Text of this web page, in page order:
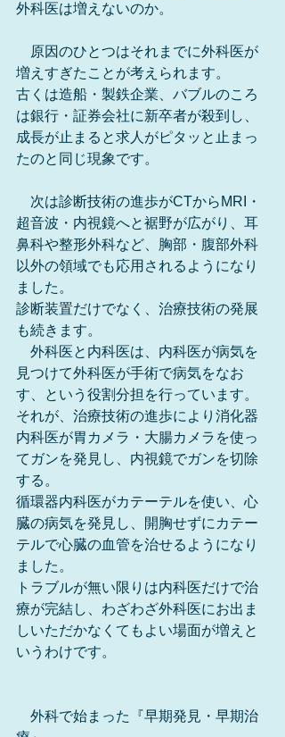
外科医は増えないのか。
原因のひとつはそれまでに外科医が
増えすぎたことが考えられます。
古くは造船・製鉄企業、バブルのころ
は銀行・証券会社に新卒者が殺到し、
成長が止まると求人がピタッと止まっ
たのと同じ現象です。
次は診断技術の進歩がCTからMRI・
超音波・内視鏡へと裾野が広がり、耳
鼻科や整形外科など、胸部・腹部外科
以外の領域でも応用されるようになり
ました。
診断装置だけでなく、治療技術の発展
も続きます。
外科医と内科医は、内科医が病気を
見つけて外科医が手術で病気をなお
す、という役割分担を行っています。
それが、治療技術の進歩により消化器
内科医が胃カメラ・大腸カメラを使っ
てガンを発見し、内視鏡でガンを切除
する。
循環器内科医がカテーテルを使い、心
臓の病気を発見し、開胸せずにカテー
テルで心臓の血管を治せるようになり
ました。
トラブルが無い限りは内科医だけで治
療が完結し、わざわざ外科医にお出ま
しいただかなくてもよい場面が増えと
いうわけです。
外科で始まった『早期発見・早期治